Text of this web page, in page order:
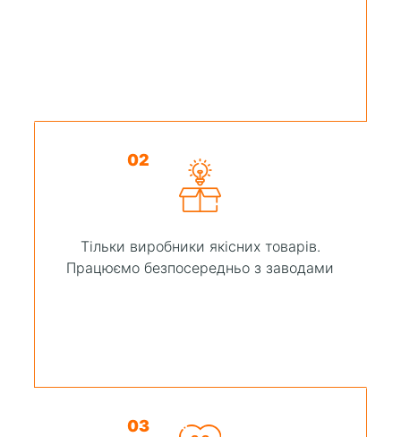
02
Тільки виробники якісних товарів.
Працюємо безпосередньо з заводами
03